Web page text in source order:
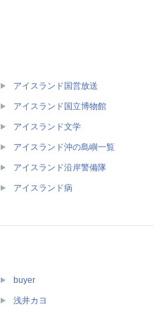
アイスランド国営放送
アイスランド国立博物館
アイスランド文学
アイスランド沖の島嶼一覧
アイスランド沿岸警備隊
アイスランド病
buyer
浅井カヨ